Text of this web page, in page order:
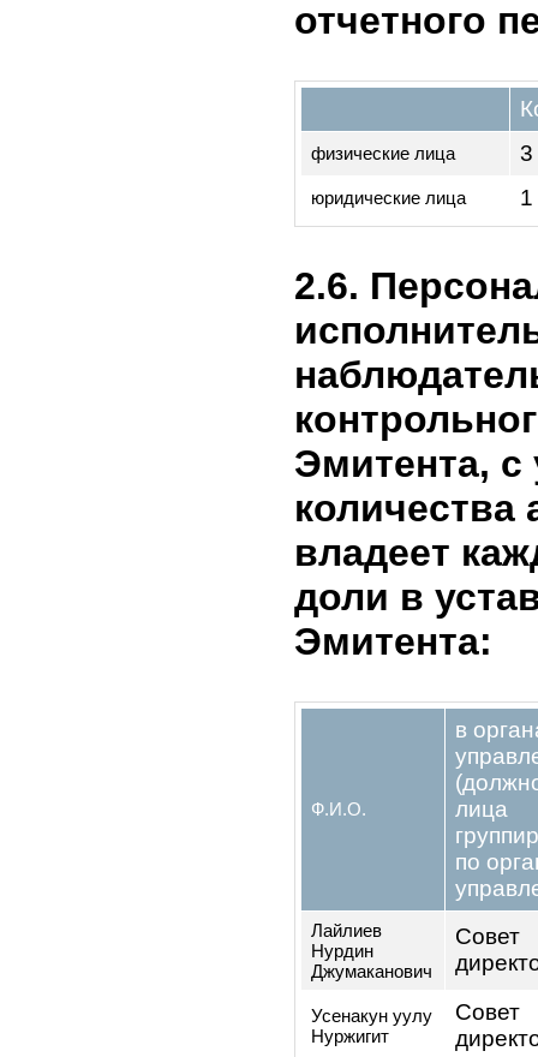
владельца
- -
2.5.
Эмитента
отчетного
физические лица
юридические лица
2.6.
Эмитента,